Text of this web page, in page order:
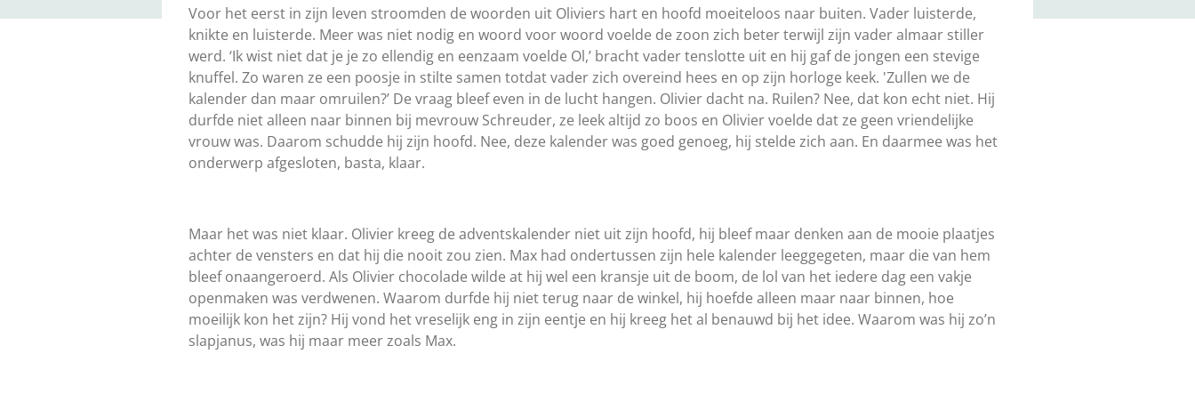
Voor het eerst in zijn leven stroomden de woorden uit Oliviers hart en hoofd moeiteloos naar buiten. Vader luisterde,
knikte en luisterde. Meer was niet nodig en woord voor woord voelde de zoon zich beter terwijl zijn vader almaar stiller
werd. ‘Ik wist niet dat je je zo ellendig en eenzaam voelde Ol,’ bracht vader tenslotte uit en hij gaf de jongen een stevige
knuffel. Zo waren ze een poosje in stilte samen totdat vader zich overeind hees en op zijn horloge keek. 'Zullen we de
kalender dan maar omruilen?’ De vraag bleef even in de lucht hangen. Olivier dacht na. Ruilen? Nee, dat kon echt niet. Hij
durfde niet alleen naar binnen bij mevrouw Schreuder, ze leek altijd zo boos en Olivier voelde dat ze geen vriendelijke
vrouw was. Daarom schudde hij zijn hoofd. Nee, deze kalender was goed genoeg, hij stelde zich aan. En daarmee was het
onderwerp afgesloten, basta, klaar.
Maar het was niet klaar. Olivier kreeg de adventskalender niet uit zijn hoofd, hij bleef maar denken aan de mooie plaatjes
achter de vensters en dat hij die nooit zou zien. Max had ondertussen zijn hele kalender leeggegeten, maar die van hem
bleef onaangeroerd. Als Olivier chocolade wilde at hij wel een kransje uit de boom, de lol van het iedere dag een vakje
openmaken was verdwenen. Waarom durfde hij niet terug naar de winkel, hij hoefde alleen maar naar binnen, hoe
moeilijk kon het zijn? Hij vond het vreselijk eng in zijn eentje en hij kreeg het al benauwd bij het idee. Waarom was hij zo’n
slapjanus, was hij maar meer zoals Max.